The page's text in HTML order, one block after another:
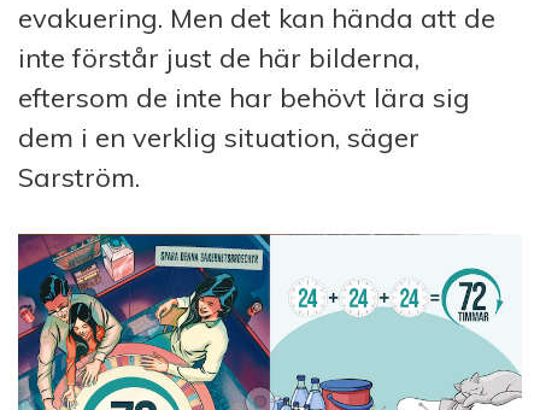
evakuering. Men det kan hända att de
inte förstår just de här bilderna,
eftersom de inte har behövt lära sig
dem i en verklig situation, säger
Sarström.